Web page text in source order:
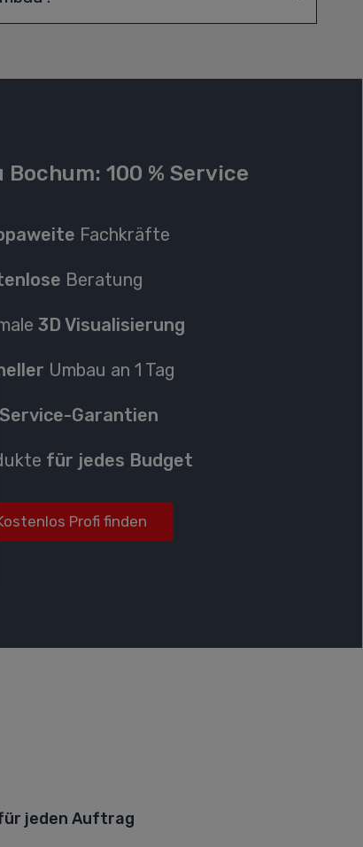
Bochum: 100 % Service
Fachkräfte
Beratung
3D Visualisierung
Umbau an 1 Tag
Service-Garantien
für jedes Budget
Profi finden
jeden Auftrag